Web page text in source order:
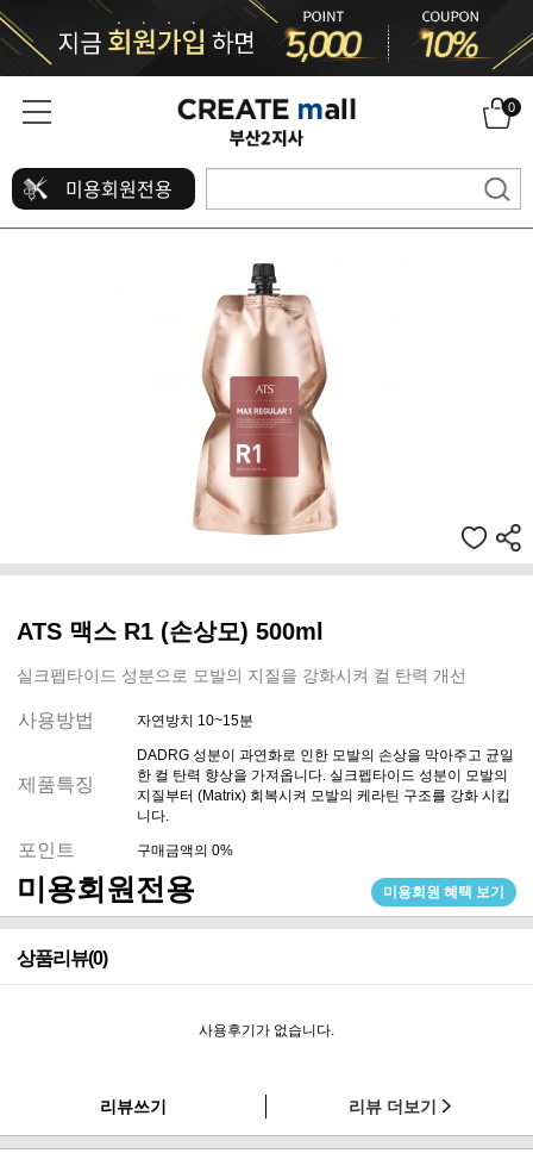
0
미용회원전용
ATS 맥스 R1 (손상모) 500ml
실크펩타이드 성분으로 모발의 지질을 강화시켜 컬 탄력 개선
사용방법 자연방치 10~15분
제품특징
DADRG 성분이 과연화로 인한 모발의 손상을 막아주고 균일
한 컬 탄력 향상을 가져옵니다. 실크펩타이드 성분이 모발의
지질부터 (Matrix) 회복시켜 모발의 케라틴 구조를 강화 시킵
니다.
포인트 구매금액의 0%
미용회원전용 미용회원 혜택 보기
상품리뷰(0)
사용후기가 없습니다.
리뷰쓰기 리뷰 더보기